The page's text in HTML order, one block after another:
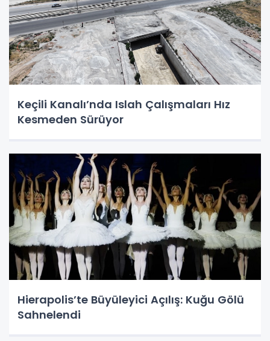
Keçili Kanalı’nda Islah Çalışmaları Hız
Kesmeden Sürüyor
Hierapolis’te Büyüleyici Açılış: Kuğu Gölü
Sahnelendi